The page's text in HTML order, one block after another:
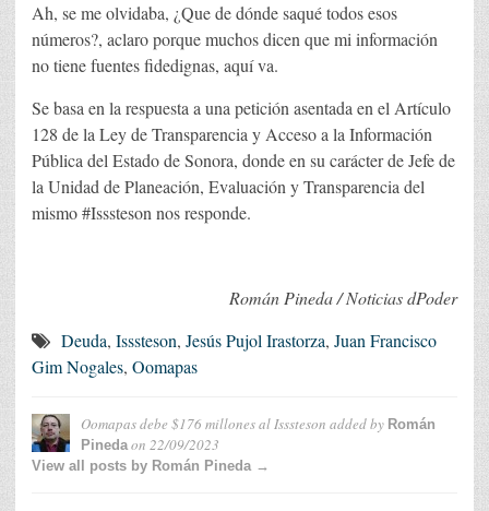
Ah, se me olvidaba, ¿Que de dónde saqué todos esos
números?, aclaro porque muchos dicen que mi información
no tiene fuentes fidedignas, aquí va.
Se basa en la respuesta a una petición asentada en el Artículo
128 de la Ley de Transparencia y Acceso a la Información
Pública del Estado de Sonora, donde en su carácter de Jefe de
la Unidad de Planeación, Evaluación y Transparencia del
mismo #Isssteson nos responde.
Román Pineda / Noticias dPoder
Deuda, Isssteson, Jesús Pujol Irastorza, Juan Francisco
Gim Nogales, Oomapas
Oomapas debe $176 millones al Isssteson added by Román
Pinedaon 22/09/2023
View all posts by Román Pineda →